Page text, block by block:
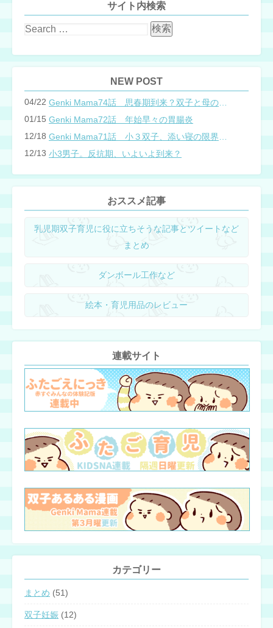
サイト内検索
NEW POST
04/22
Genki Mama74話 思春期到来？双子と母のバトル
01/15 Genki Mama72話 年始早々の胃腸炎
12/18
12/13 小3男子。反抗期、いよいよ到来？
おススメ記事
乳児期双子育児に役に立ちそうな記事とツイートなど
まとめ
ダンボール工作など
絵本・育児用品のレビュー
連載サイト
カテゴリー
まとめ (51)
双子妊娠 (12)